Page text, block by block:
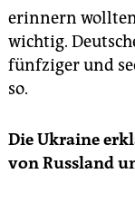
erinnern
wichtig.
fünfziger und
so.
Die Ukraine
von Russland